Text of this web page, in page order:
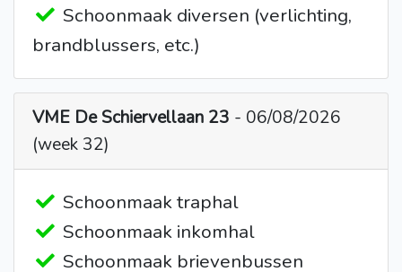
Schoonmaak diversen (verlichting,
brandblussers, etc.)
VME De Schiervellaan 23 - 06/08/2026
(week 32)
Schoonmaak traphal
Schoonmaak inkomhal
Schoonmaak brievenbussen